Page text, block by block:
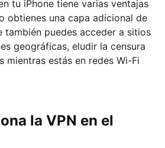
tu iPhone tiene varias ventajas
obtienes una capa adicional de
también puedes acceder a sitios
geográficas, eludir la censura
mientras estás en redes Wi-Fi
la VPN en el